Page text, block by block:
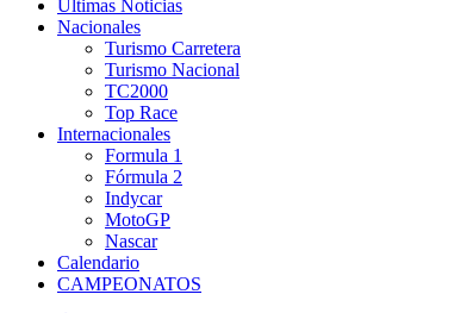
Últimas Noticias
Nacionales
Turismo Carretera
Turismo Nacional
TC2000
Top Race
Internacionales
Formula 1
Fórmula 2
Indycar
MotoGP
Nascar
Calendario
CAMPEONATOS